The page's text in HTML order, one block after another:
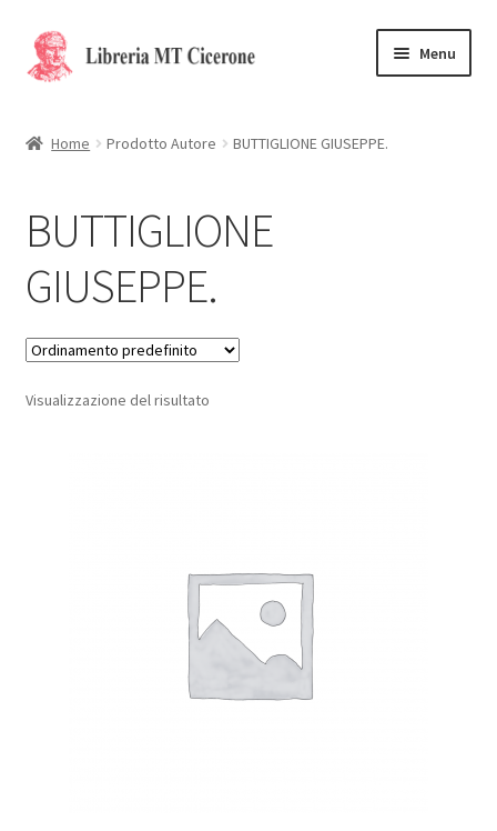
Vai
alla
Vai
al
Menu
La Storia
Contattaci
Cassa
Carrello
Home Prodotto Autore BUTTIGLIONE GIUSEPPE.
BUTTIGLIONE
GIUSEPPE.
Visualizzazione del risultato